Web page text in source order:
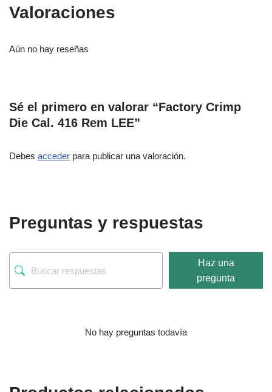
Valoraciones
Aún no hay reseñas
Sé el primero en valorar “Factory Crimp
Die Cal. 416 Rem LEE”
Debes acceder para publicar una valoración.
Preguntas y respuestas
Haz una
pregunta
No hay preguntas todavía